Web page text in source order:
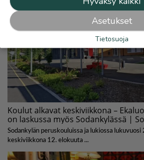
Asetukset
Tietosuoja